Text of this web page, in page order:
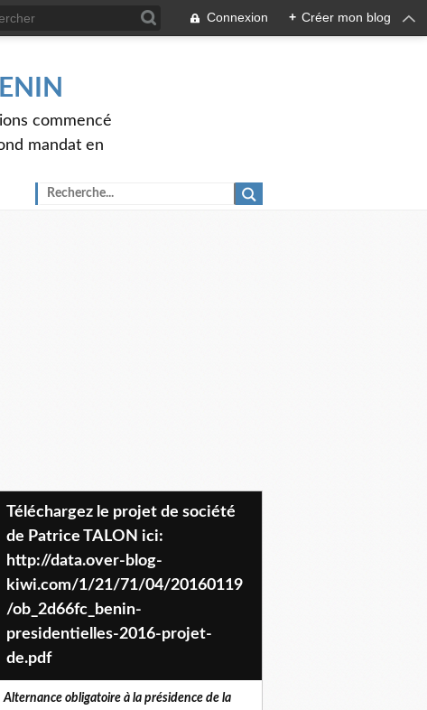
Connexion + Créer mon blog
commencé
mandat en
Téléchargez le projet de société
de Patrice TALON ici:
http://data.over-blog-
kiwi.com/1/21/71/04/20160119
/ob_2d66fc_benin-
presidentielles-2016-projet-
de.pdf
Alternance obligatoire à la présidence de la